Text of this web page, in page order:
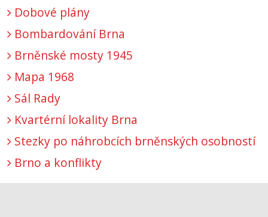
Dobové plány
Bombardování Brna
Brněnské mosty 1945
Mapa 1968
Sál Rady
Kvartérní lokality Brna
Stezky po náhrobcích brněnských osobností
Brno a konflikty